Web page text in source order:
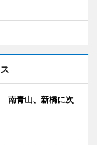
南青山、新橋に次